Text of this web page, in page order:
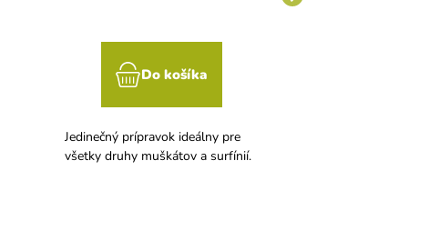
Do košíka
Jedinečný prípravok ideálny pre
všetky druhy muškátov a surfínií.